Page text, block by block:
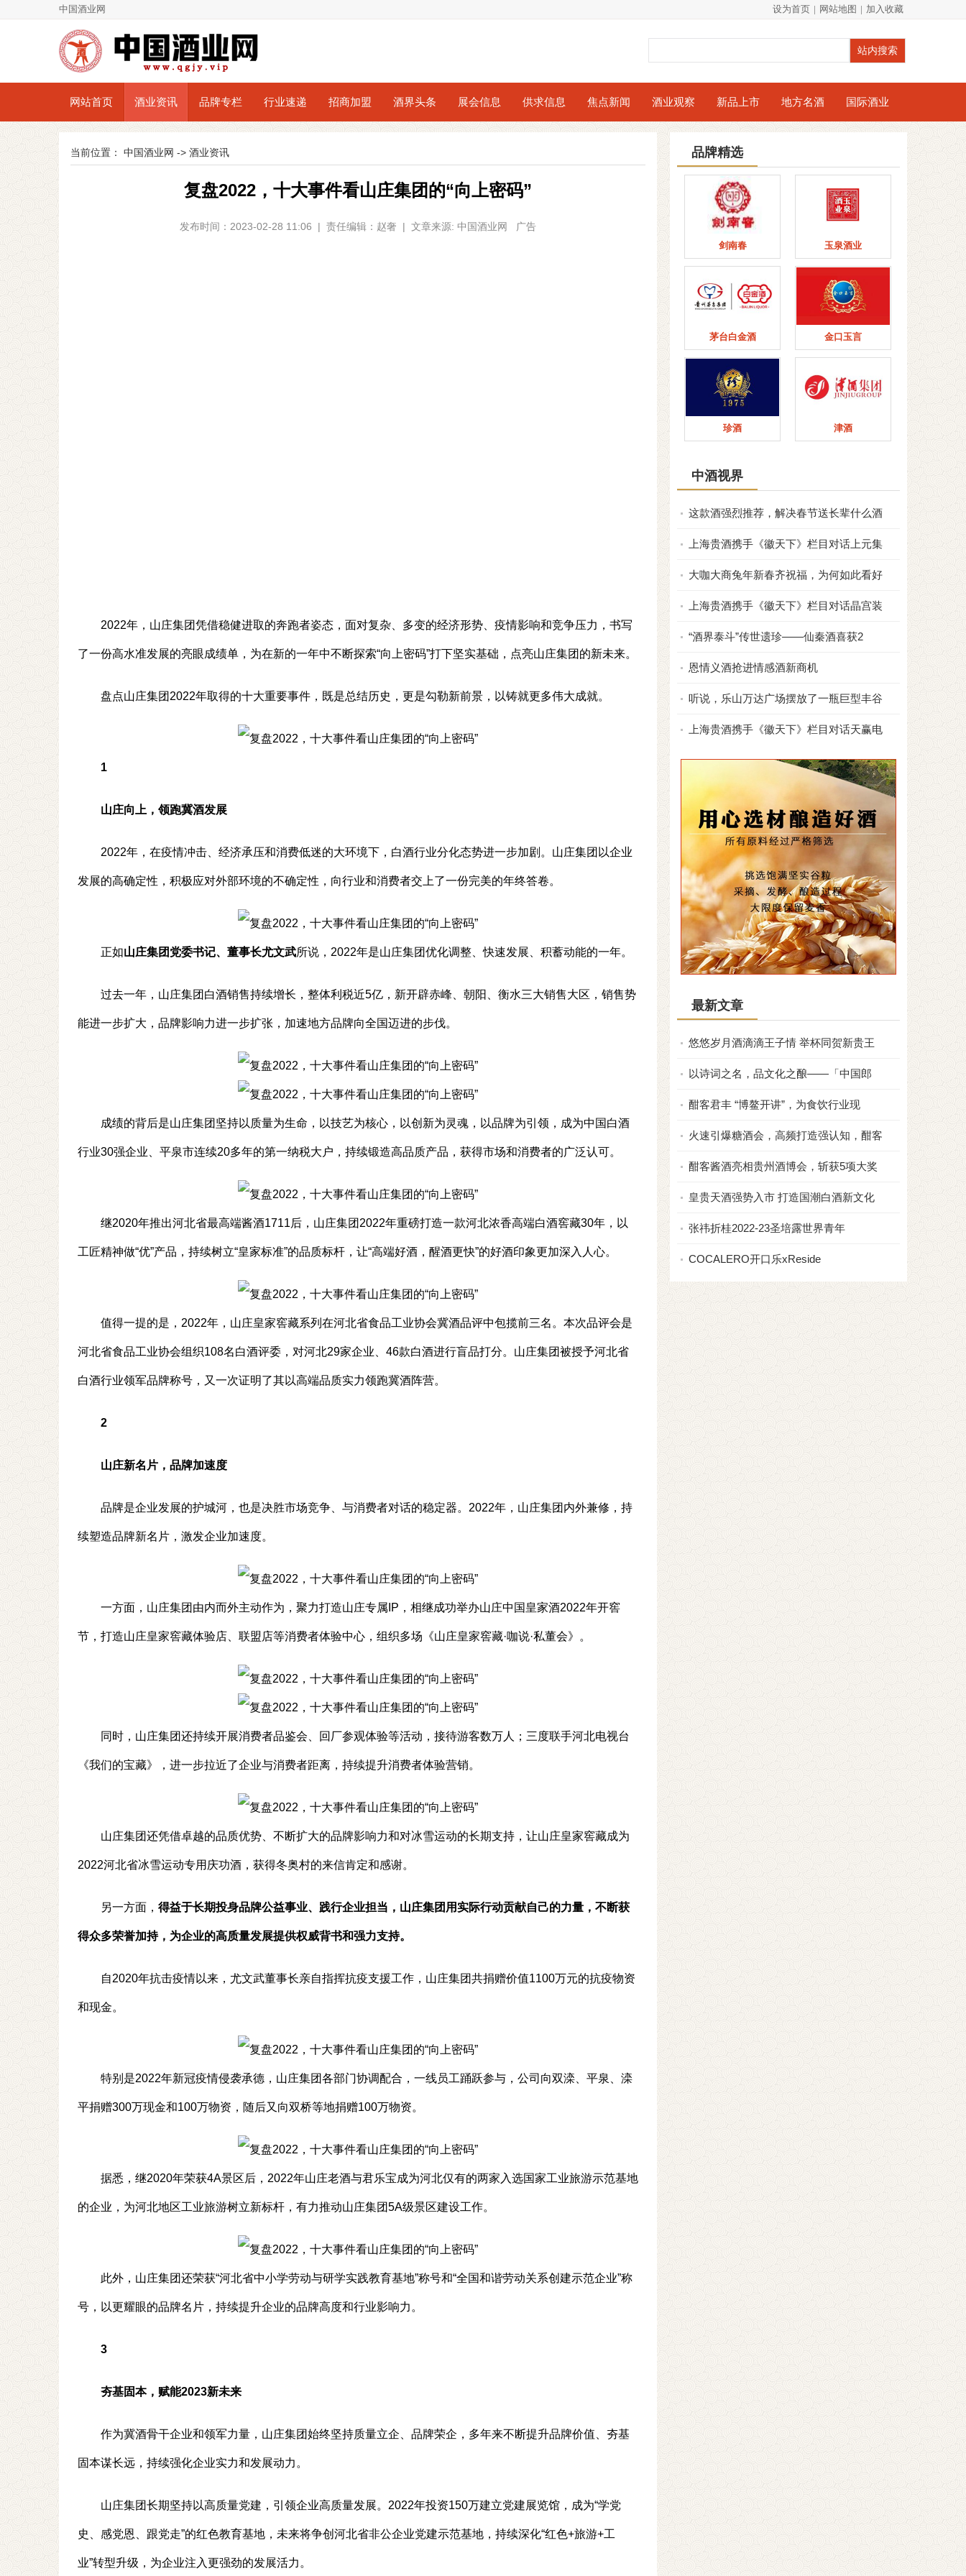
中国酒业网 设为首页 | 网站地图 | 加入收藏
网站首页 酒业资讯 品牌专栏 行业速递 招商加盟 酒界头条 展会信息 供求信息 焦点新闻 酒业观察 新品上市 地方名酒 国际酒业
当前位置： 中国酒业网 -> 酒业资讯
复盘2022，十大事件看山庄集团的“向上密码”
发布时间：2023-02-28 11:06 | 责任编辑：赵奢 | 文章来源: 中国酒业网 广告
2022年，山庄集团凭借稳健进取的奔跑者姿态，面对复杂、多变的经济形势、疫情影响和竞争压力，书写
了一份高水准发展的亮眼成绩单，为在新的一年中不断探索“向上密码”打下坚实基础，点亮山庄集团的新未来。
盘点山庄集团2022年取得的十大重要事件，既是总结历史，更是勾勒新前景，以铸就更多伟大成就。
1
山庄向上，领跑冀酒发展
2022年，在疫情冲击、经济承压和消费低迷的大环境下，白酒行业分化态势进一步加剧。山庄集团以企业
发展的高确定性，积极应对外部环境的不确定性，向行业和消费者交上了一份完美的年终答卷。
正如山庄集团党委书记、董事长尤文武所说，2022年是山庄集团优化调整、快速发展、积蓄动能的一年。
过去一年，山庄集团白酒销售持续增长，整体利税近5亿，新开辟赤峰、朝阳、衡水三大销售大区，销售势
能进一步扩大，品牌影响力进一步扩张，加速地方品牌向全国迈进的步伐。
成绩的背后是山庄集团坚持以质量为生命，以技艺为核心，以创新为灵魂，以品牌为引领，成为中国白酒
行业30强企业、平泉市连续20多年的第一纳税大户，持续锻造高品质产品，获得市场和消费者的广泛认可。
继2020年推出河北省最高端酱酒1711后，山庄集团2022年重磅打造一款河北浓香高端白酒窖藏30年，以
工匠精神做“优”产品，持续树立“皇家标准”的品质标杆，让“高端好酒，醒酒更快”的好酒印象更加深入人心。
值得一提的是，2022年，山庄皇家窖藏系列在河北省食品工业协会冀酒品评中包揽前三名。本次品评会是
河北省食品工业协会组织108名白酒评委，对河北29家企业、46款白酒进行盲品打分。山庄集团被授予河北省
白酒行业领军品牌称号，又一次证明了其以高端品质实力领跑冀酒阵营。
2
山庄新名片，品牌加速度
品牌是企业发展的护城河，也是决胜市场竞争、与消费者对话的稳定器。2022年，山庄集团内外兼修，持
续塑造品牌新名片，激发企业加速度。
一方面，山庄集团由内而外主动作为，聚力打造山庄专属IP，相继成功举办山庄中国皇家酒2022年开窖
节，打造山庄皇家窖藏体验店、联盟店等消费者体验中心，组织多场《山庄皇家窖藏·咖说·私董会》。
同时，山庄集团还持续开展消费者品鉴会、回厂参观体验等活动，接待游客数万人；三度联手河北电视台
《我们的宝藏》，进一步拉近了企业与消费者距离，持续提升消费者体验营销。
山庄集团还凭借卓越的品质优势、不断扩大的品牌影响力和对冰雪运动的长期支持，让山庄皇家窖藏成为
2022河北省冰雪运动专用庆功酒，获得冬奥村的来信肯定和感谢。
另一方面， 得益于长期投身品牌公益事业、践行企业担当，山庄集团用实际行动贡献自己的力量，不断获
得众多荣誉加持，为企业的高质量发展提供权威背书和强力支持。
自2020年抗击疫情以来，尤文武董事长亲自指挥抗疫支援工作，山庄集团共捐赠价值1100万元的抗疫物资
和现金。
特别是2022年新冠疫情侵袭承德，山庄集团各部门协调配合，一线员工踊跃参与，公司向双滦、平泉、滦
平捐赠300万现金和100万物资，随后又向双桥等地捐赠100万物资。
据悉，继2020年荣获4A景区后，2022年山庄老酒与君乐宝成为河北仅有的两家入选国家工业旅游示范基地
的企业，为河北地区工业旅游树立新标杆，有力推动山庄集团5A级景区建设工作。
此外，山庄集团还荣获“河北省中小学劳动与研学实践教育基地”称号和“全国和谐劳动关系创建示范企业”称
号，以更耀眼的品牌名片，持续提升企业的品牌高度和行业影响力。
3
夯基固本，赋能2023新未来
作为冀酒骨干企业和领军力量，山庄集团始终坚持质量立企、品牌荣企，多年来不断提升品牌价值、夯基
固本谋长远，持续强化企业实力和发展动力。
山庄集团长期坚持以高质量党建，引领企业高质量发展。2022年投资150万建立党建展览馆，成为“学党
史、感党恩、跟党走”的红色教育基地，未来将争创河北省非公企业党建示范基地，持续深化“红色+旅游+工
业”转型升级，为企业注入更强劲的发展活力。
品牌精选
剑南春 玉泉酒业
茅台白金酒 金口玉言
珍酒 津酒
中酒视界
这款酒强烈推荐，解决春节送长辈什么酒
上海贵酒携手《徽天下》栏目对话上元集
大咖大商兔年新春齐祝福，为何如此看好
上海贵酒携手《徽天下》栏目对话晶宫装
“酒界泰斗”传世遗珍——仙秦酒喜获2
恩情义酒抢进情感酒新商机
听说，乐山万达广场摆放了一瓶巨型丰谷
上海贵酒携手《徽天下》栏目对话天赢电
最新文章
悠悠岁月酒滴滴王子情 举杯同贺新贵王
以诗词之名，品文化之酿——「中国郎
酣客君丰 “博鳌开讲”，为食饮行业现
火速引爆糖酒会，高频打造强认知，酣客
酣客酱酒亮相贵州酒博会，斩获5项大奖
皇贵天酒强势入市 打造国潮白酒新文化
张祎折桂2022-23圣培露世界青年
COCALERO开口乐xReside